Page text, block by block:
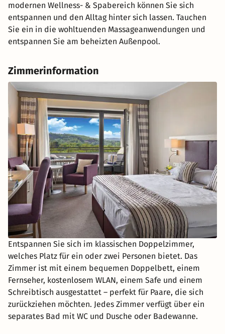
modernen Wellness- & Spabereich können Sie sich
entspannen und den Alltag hinter sich lassen. Tauchen
Sie ein in die wohltuenden Massageanwendungen und
entspannen Sie am beheizten Außenpool.
Zimmerinformation
Entspannen Sie sich im klassischen Doppelzimmer,
welches Platz für ein oder zwei Personen bietet. Das
Zimmer ist mit einem bequemen Doppelbett, einem
Fernseher, kostenlosem WLAN, einem Safe und einem
Schreibtisch ausgestattet – perfekt für Paare, die sich
zurückziehen möchten. Jedes Zimmer verfügt über ein
separates Bad mit WC und Dusche oder Badewanne.